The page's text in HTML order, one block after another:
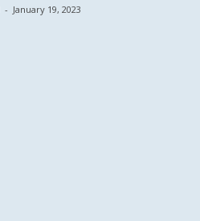
- January 19, 2023